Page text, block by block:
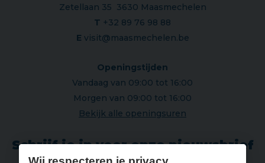
Zetellaan 35 3630 Maasmechelen
T +32 89 76 98 88
E visit@maasmechelen.be
Openingstijden
Vandaag van 09:00 tot 16:00
Morgen van 09:00 tot 16:00
Bekijk alle openingsuren
Schrijf je in voor onze nieuwsbrief